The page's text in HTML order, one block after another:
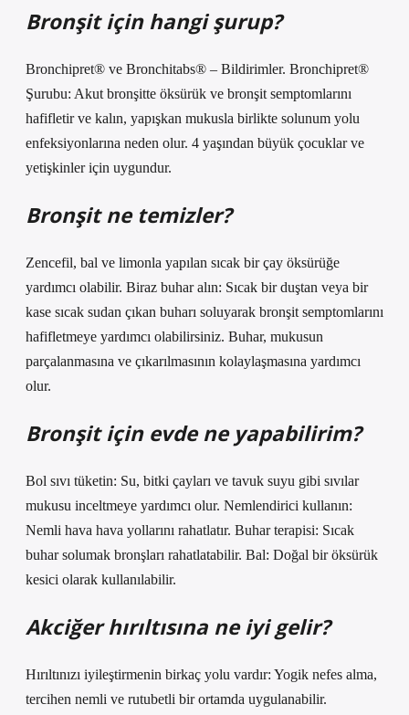
Bronşit için hangi şurup?
Bronchipret® ve Bronchitabs® – Bildirimler. Bronchipret®
Şurubu: Akut bronşitte öksürük ve bronşit semptomlarını
hafifletir ve kalın, yapışkan mukusla birlikte solunum yolu
enfeksiyonlarına neden olur. 4 yaşından büyük çocuklar ve
yetişkinler için uygundur.
Bronşit ne temizler?
Zencefil, bal ve limonla yapılan sıcak bir çay öksürüğe
yardımcı olabilir. Biraz buhar alın: Sıcak bir duştan veya bir
kase sıcak sudan çıkan buharı soluyarak bronşit semptomlarını
hafifletmeye yardımcı olabilirsiniz. Buhar, mukusun
parçalanmasına ve çıkarılmasının kolaylaşmasına yardımcı
olur.
Bronşit için evde ne yapabilirim?
Bol sıvı tüketin: Su, bitki çayları ve tavuk suyu gibi sıvılar
mukusu inceltmeye yardımcı olur. Nemlendirici kullanın:
Nemli hava hava yollarını rahatlatır. Buhar terapisi: Sıcak
buhar solumak bronşları rahatlatabilir. Bal: Doğal bir öksürük
kesici olarak kullanılabilir.
Akciğer hırıltısına ne iyi gelir?
Hırıltınızı iyileştirmenin birkaç yolu vardır: Yogik nefes alma,
tercihen nemli ve rutubetli bir ortamda uygulanabilir.